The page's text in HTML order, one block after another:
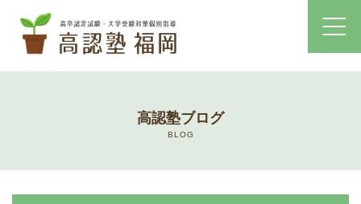
高認塾ブログ
BLOG